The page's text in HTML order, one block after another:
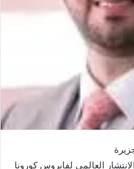
العالمي لفايروس كورونا